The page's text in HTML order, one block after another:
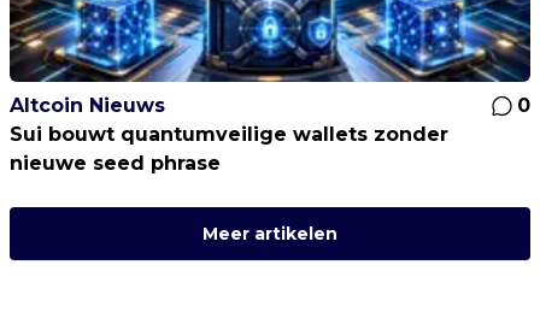
Altcoin Nieuws
0
Sui bouwt quantumveilige wallets zonder
nieuwe seed phrase
Meer artikelen